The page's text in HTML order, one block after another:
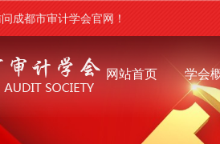
成都市审计学会官网！
网站首页 学会